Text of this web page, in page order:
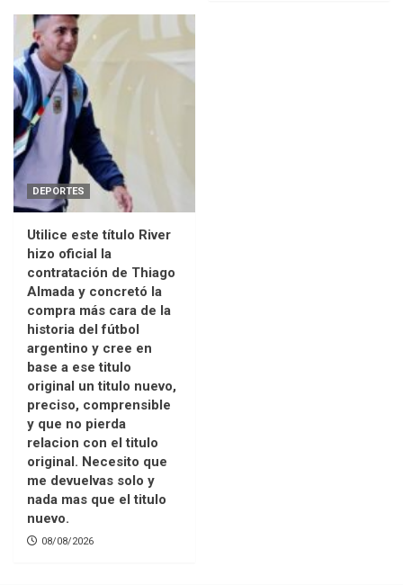
DEPORTES
Utilice este título River
hizo oficial la
contratación de Thiago
Almada y concretó la
compra más cara de la
historia del fútbol
argentino y cree en
base a ese titulo
original un titulo nuevo,
preciso, comprensible
y que no pierda
relacion con el titulo
original. Necesito que
me devuelvas solo y
nada mas que el titulo
nuevo.
08/08/2026